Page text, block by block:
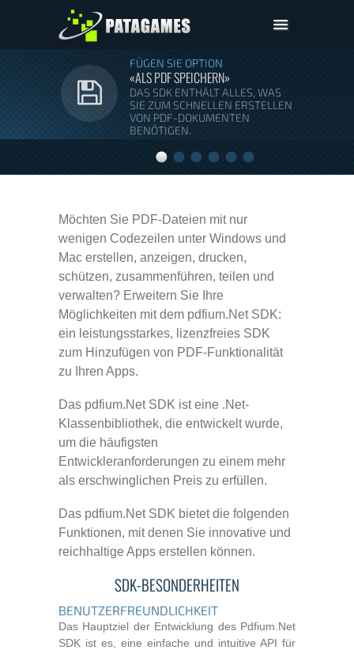
Pdfium.Net SDK
Unterstützung
Unser Unternehmen
Herunterladen
FÜGEN SIE OPTION
«ALS PDF SPEICHERN»
DAS SDK ENTHÄLT ALLES, WAS
SIE ZUM SCHNELLEN ERSTELLEN
VON PDF-DOKUMENTEN
BENÖTIGEN.
Möchten Sie PDF-Dateien mit nur
wenigen Codezeilen unter Windows und
Mac erstellen, anzeigen, drucken,
schützen, zusammenführen, teilen und
verwalten? Erweitern Sie Ihre
Möglichkeiten mit dem pdfium.Net SDK:
ein leistungsstarkes, lizenzfreies SDK
zum Hinzufügen von PDF-Funktionalität
zu Ihren Apps.
Das pdfium.Net SDK ist eine .Net-
Klassenbibliothek, die entwickelt wurde,
um die häufigsten
Entwickleranforderungen zu einem mehr
als erschwinglichen Preis zu erfüllen.
Das pdfium.Net SDK bietet die folgenden
Funktionen, mit denen Sie innovative und
reichhaltige Apps erstellen können.
SDK-BESONDERHEITEN
BENUTZERFREUNDLICHKEIT
Das Hauptziel der Entwicklung des Pdfium.Net
SDK ist es, eine einfache und intuitive API für